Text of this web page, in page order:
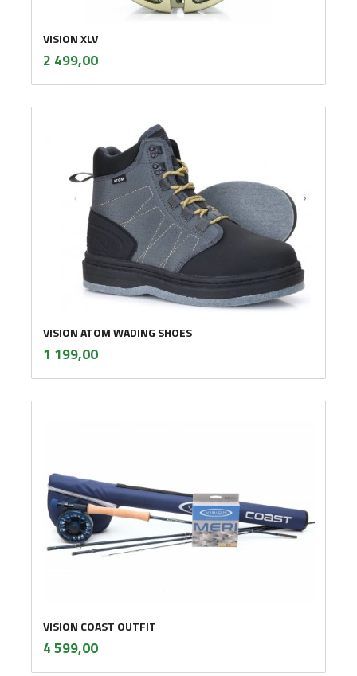
VISION XLV
Pris
2 499,00mva.
VISION ATOM WADING SHOES
Pris
1 199,00mva.
VISION COAST OUTFIT
Pris
4 599,00mva.